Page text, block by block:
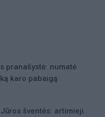
pranašystė: numatė
karo pabaigą
šventės: artimieji